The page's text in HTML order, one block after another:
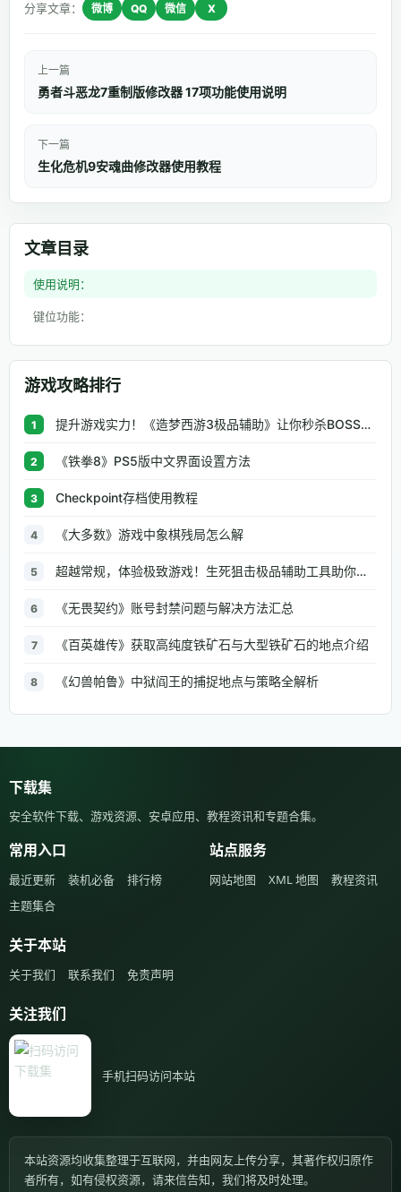
分享文章： 微博 QQ 微信 X
上一篇
勇者斗恶龙7重制版修改器 17项功能使用说明
下一篇
生化危机9安魂曲修改器使用教程
文章目录
使用说明：
键位功能：
游戏攻略排行
1 提升游戏实力！《造梦西游3极品辅助》让你秒杀BOSS、逆天属性一键修改
2 《铁拳8》PS5版中文界面设置方法
3 Checkpoint存档使用教程
4 《大多数》游戏中象棋残局怎么解
5 超越常规，体验极致游戏！生死狙击极品辅助工具助你无往不利
6 《无畏契约》账号封禁问题与解决方法汇总
7 《百英雄传》获取高纯度铁矿石与大型铁矿石的地点介绍
8 《幻兽帕鲁》中狱阎王的捕捉地点与策略全解析
下载集
安全软件下载、游戏资源、安卓应用、教程资讯和专题合集。
常用入口
最近更新 装机必备
排行榜
主题集合
站点服务
网站地图 XML 地图 教程资讯
关于本站
关于我们 联系我们 免责声明
关注我们
手机扫码访问本站
本站资源均收集整理于互联网，并由网友上传分享，其著作权归原作
者所有，如有侵权资源，请来信告知，我们将及时处理。